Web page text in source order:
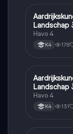
Landschap
Havo 4
K4 178
Landschap
Havo 4
K4 131